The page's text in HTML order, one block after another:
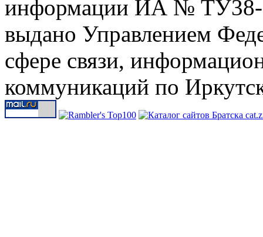
информации ИА № ТУ38-
выдано Управлением
сфере связи,
коммуникаций по